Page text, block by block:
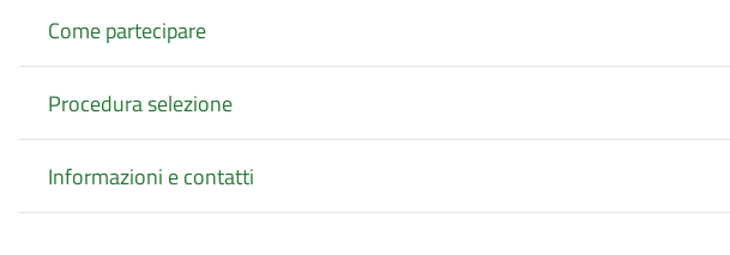
Come partecipare
Procedura selezione
Informazioni e contatti